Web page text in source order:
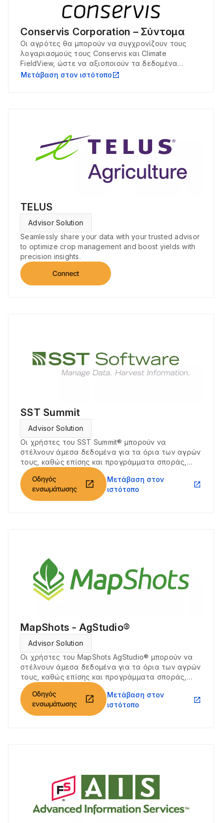
Conservis Corporation – Σύντομα
Οι αγρότες θα μπορούν να συγχρονίζουν τους
λογαριασμούς τους Conservis και Climate
FieldView, ώστε να αξιοποιούν τα δεδομένα
σποράς, εφαρμογής και συγκομιδής που
Μετάβαση στον ιστότοπο open_in_new
TELUS
Advisor Solution
Seamlessly share your data with your trusted advisor
to optimize crop management and boost yields with
precision insights.
Connect
SST Summit
Advisor Solution
Οι χρήστες του SST Summit® μπορούν να
στέλνουν άμεσα δεδομένα για τα όρια των αγρών
τους, καθώς επίσης και προγράμματα σποράς,
στο Climate FieldView και να ανακτούν αρχεία
σποράς και συγκομιδής από το Climate FieldView.
Οδηγός
ενσωμάτωσης
open_in_new
Μετάβαση στον
ιστότοπο
open_in_new
MapShots - AgStudio®
Advisor Solution
Οι χρήστες του MapShots AgStudio® μπορούν να
στέλνουν άμεσα δεδομένα για τα όρια των αγρών
τους, καθώς επίσης και προγράμματα σποράς,
στο Climate FieldView και να ανακτούν αρχεία
σποράς και συγκομιδής από το Climate FieldView.
Οδηγός
ενσωμάτωσης
open_in_new
Μετάβαση στον
ιστότοπο
open_in_new